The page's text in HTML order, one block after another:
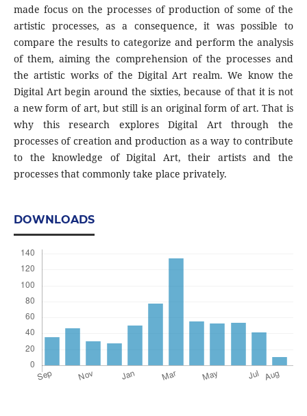
made focus on the processes of production of some of the
artistic processes, as a consequence, it was possible to
compare the results to categorize and perform the analysis
of them, aiming the comprehension of the processes and
the artistic works of the Digital Art realm. We know the
Digital Art begin around the sixties, because of that it is not
a new form of art, but still is an original form of art. That is
why this research explores Digital Art through the
processes of creation and production as a way to contribute
to the knowledge of Digital Art, their artists and the
processes that commonly take place privately.
DOWNLOADS